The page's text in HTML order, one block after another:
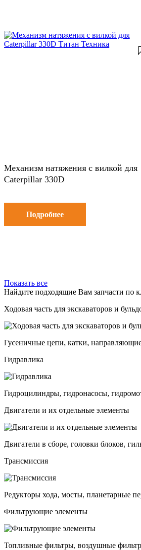
Механизм натяжения с вилкой для
Caterpillar 330D
Подробнее
Показать все
Найдите подходящие Вам запчасти по
Ходовая часть для экскаваторов и
Гусеничные цепи, катки,
Гидравлика
Гидроцилиндры, гидронасосы,
Двигатели и их отдельные элементы
Двигатели в сборе, головки блоков,
Трансмиссия
Редукторы хода, мосты, планетарные
Фильтрующие элементы
Топливные фильтры, воздушные